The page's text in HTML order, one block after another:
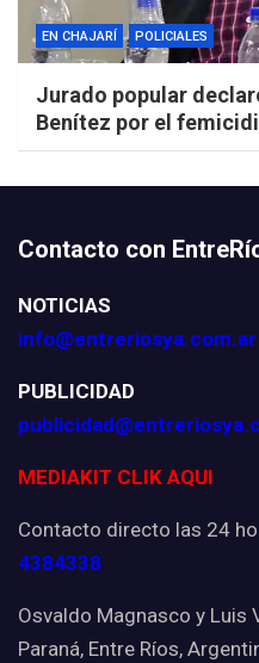
EN CHAJARÍ POLICIALES
Jurado popular
Benítez por el
Contacto con
NOTICIAS
info@entreriosya.com.ar
PUBLICIDAD
MEDIAKIT CLIK AQUI
Contacto directo las 24
4384338
Osvaldo Magnasco y Luis
Paraná, Entre Ríos,